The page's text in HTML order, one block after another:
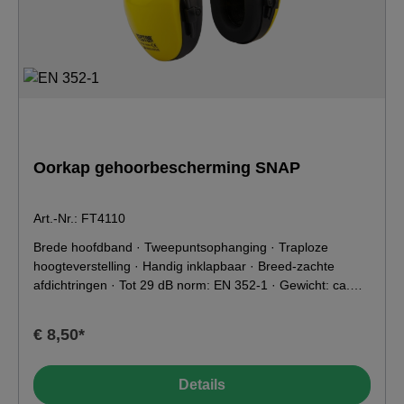
Oorkap gehoorbescherming SNAP
Art.-Nr.: FT4110
Brede hoofdband · Tweepuntsophanging · Traploze
hoogteverstelling · Handig inklapbaar · Breed-zachte
afdichtringen · Tot 29 dB norm: EN 352-1 · Gewicht: ca.
EN 352-1:2002Kleur: geel Toepassingsgebied-
€ 8,50*
Details